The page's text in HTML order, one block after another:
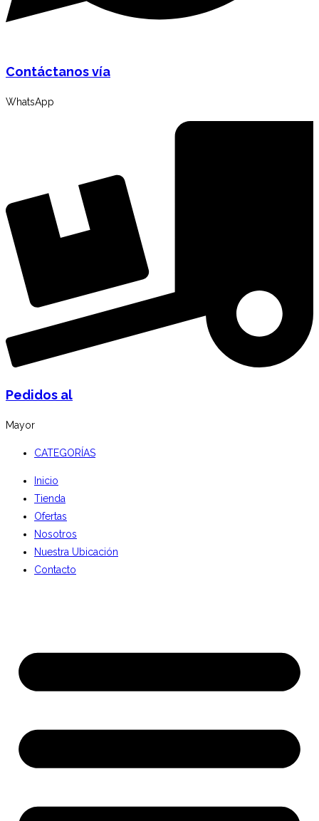
Contáctanos vía
WhatsApp
Pedidos al
Mayor
CATEGORÍAS
Inicio
Tienda
Ofertas
Nosotros
Nuestra Ubicación
Contacto